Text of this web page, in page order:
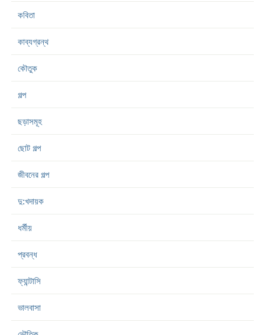
কবিতা
কাব্যগ্রন্থ
কৌতুক
গল্প
ছড়াসমূহ
ছোট গল্প
জীবনের গল্প
দু:খদায়ক
ধর্মীয়
প্রবন্ধ
ফ্যান্টাসি
ভালবাসা